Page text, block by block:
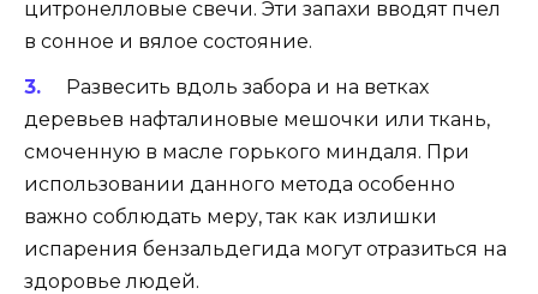
цитронелловые свечи. Эти запахи вводят пчел
в сонное и вялое состояние.
Развесить вдоль забора и на ветках
деревьев нафталиновые мешочки или ткань,
смоченную в масле горького миндаля. При
использовании данного метода особенно
важно соблюдать меру, так как излишки
испарения бензальдегида могут отразиться на
здоровье людей.